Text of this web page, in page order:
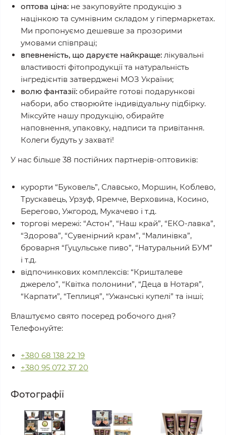
оптова ціна: не закуповуйте продукцію з
націнкою та сумнівним складом у гіпермаркетах.
Ми пропонуємо дешевше за прозорими
умовами співпраці;
впевненість, що даруєте найкраще: лікувальні
властивості фітопродукції та натуральність
інгредієнтів затверджені МОЗ України;
волю фантазії: обирайте готові подарункові
набори, або створюйте індивідуальну підбірку.
Міксуйте нашу продукцію, обирайте
наповнення, упаковку, надписи та привітання.
Колеги будуть у захваті!
У нас більше 38 постійних партнерів-оптовиків:
курорти “Буковель”, Славсько, Моршин, Коблево,
Трускавець, Урзуф, Яремче, Верховина, Косино,
Берегово, Ужгород, Мукачево і т.д.
торгові мережі: “Астон”, “Наш край”, “ЕКО-лавка”,
“Здорова”, “Сувенірний крам”, “Малинівка”,
броварня “Гуцульське пиво”, “Натуральний БУМ”
і т.д.
відпочинкових комплексів: “Кришталеве
джерело”, “Квітка полонини”, “Деца в Нотаря”,
“Карпати”, “Теплиця”, “Ужанські купелі” та інші;
Влаштуємо свято посеред робочого дня?
Телефонуйте:
+380 68 138 22 19
+380 95 072 37 20
Фотографії